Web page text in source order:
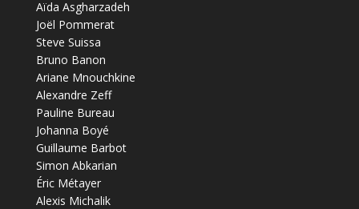
Aïda Asgharzadeh
Joël Pommerat
Steve Suissa
Bruno Banon
Ariane Mnouchkine
Alexandre Zeff
Pauline Bureau
Johanna Boyé
Guillaume Barbot
Simon Abkarian
Éric Métayer
Alexis Michalik